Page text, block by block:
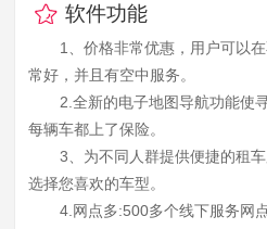
软件功能
1、价格非常优惠，用户可以
常好，并且有空中服务。
2.全新的电子地图导航功能使
每辆车都上了保险。
3、为不同人群提供便捷的租
选择您喜欢的车型。
4.网点多:500多个线下服务网